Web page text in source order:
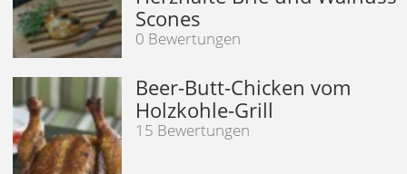
Scones
0 Bewertungen
Beer-Butt-Chicken vom
Holzkohle-Grill
15 Bewertungen